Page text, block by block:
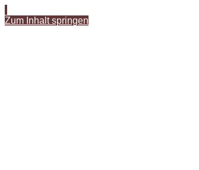
Zum Inhalt springen